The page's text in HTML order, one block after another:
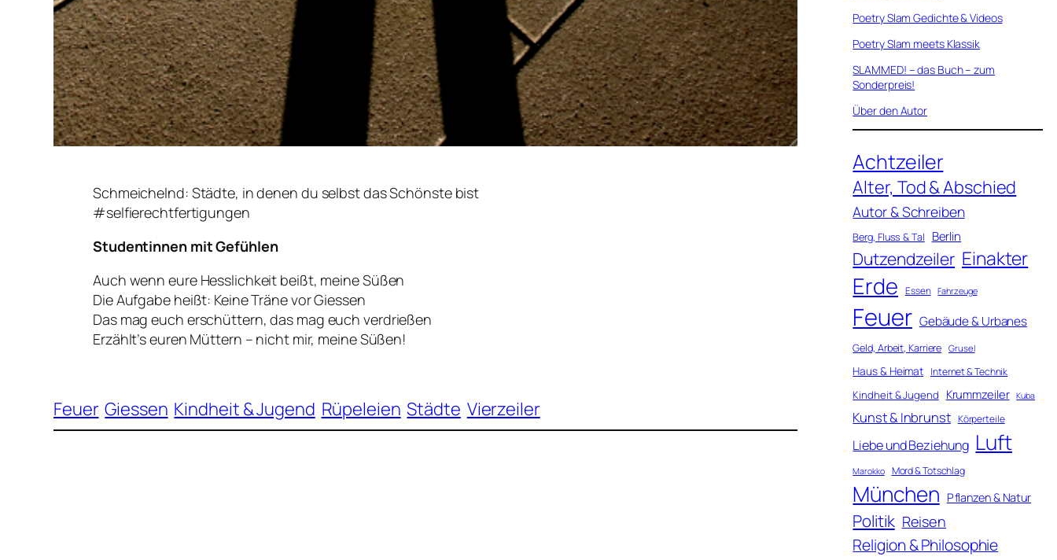
Schmeichelnd: Städte, in denen du selbst das Schönste bist
#selfierechtfertigungen
Studentinnen mit Gefühlen
Auch wenn eure Hesslichkeit beißt, meine Süßen
Die Aufgabe heißt: Keine Träne vor Giessen
Das mag euch erschüttern, das mag euch verdrießen
Erzählt’s euren Müttern – nicht mir, meine Süßen!
Feuer Giessen Kindheit & Jugend Rüpeleien Städte Vierzeiler
Poetry Slam Gedichte & Videos
Poetry Slam meets Klassik
SLAMMED! – das Buch – zum
Sonderpreis!
Über den Autor
Achtzeiler
Alter, Tod & Abschied
Autor & Schreiben
Berg, Fluss & Tal Berlin
Dutzendzeiler Einakter
Erde Essen Fahrzeuge
Feuer Gebäude & Urbanes
Geld, Arbeit, Karriere Grusel
Haus & Heimat Internet & Technik
Kindheit & Jugend Krummzeiler Kuba
Kunst & Inbrunst Körperteile
Liebe und Beziehung Luft
Marokko Mord & Totschlag
München Pflanzen & Natur
Politik Reisen
Religion & Philosophie